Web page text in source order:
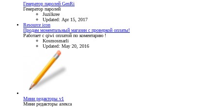
Генератор паролей GenRi
Генератор паролей
Juzilkree
Updated: Apr 15, 2017
Resource icon
Продам моментальный магазин с проверкой оплаты!
Работает с qiwi оплатой по коментарию !
Kosmosmarli
Updated: May 20, 2016
Мини редакторы v1
Мини редакторы алекса